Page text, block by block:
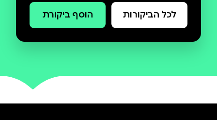
כפי שהוא נראה. ריצ'ר לוקח אותה אל
עיירת הגבול הסמוכה, שראתה ימים
הסתבך אולי עם החבורה הלא נכונה.
לכל הביקורות הוסף ביקורת